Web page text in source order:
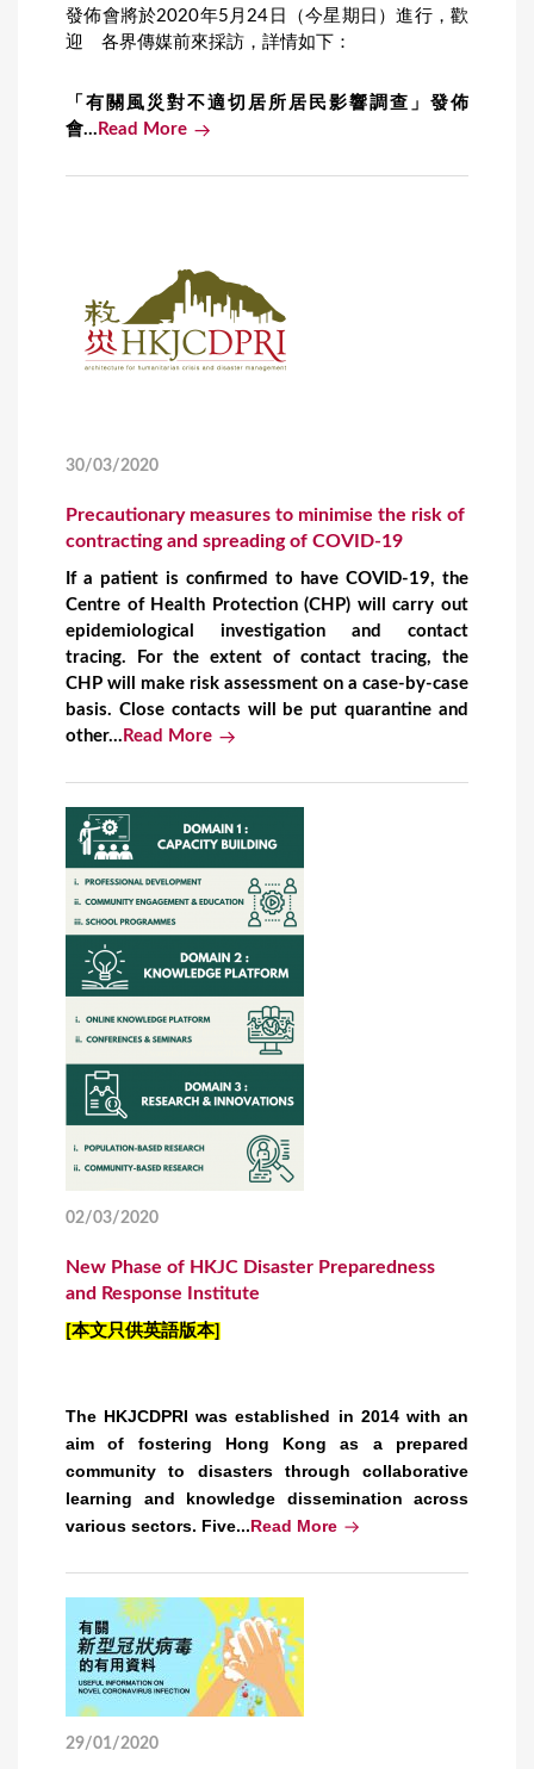
發佈會將於2020年5月24日（今星期日）進行，歡
迎 各界傳媒前來採訪，詳情如下：
「有關風災對不適切居所居民影響調查」發佈
會... Read More
30/03/2020
Precautionary measures to minimise the risk of
contracting and spreading of COVID-19
If a patient is confirmed to have COVID-19, the
Centre of Health Protection (CHP) will carry out
epidemiological investigation and contact
tracing. For the extent of contact tracing, the
CHP will make risk assessment on a case-by-case
basis. Close contacts will be put quarantine and
other... Read More
02/03/2020
New Phase of HKJC Disaster Preparedness
and Response Institute
[本文只供英語版本]
The HKJCDPRI was established in 2014 with an
aim of fostering Hong Kong as a prepared
community to disasters through collaborative
learning and knowledge dissemination across
various sectors. Five...Read More
29/01/2020